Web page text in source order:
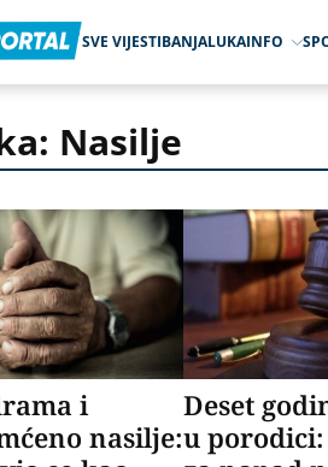
SVE VIJESTIBANJALUKAINFO
Nasilje
i
nasilje:
Deset
u